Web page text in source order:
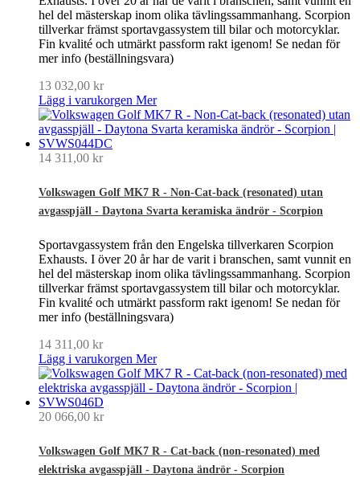
hel del mästerskap inom olika tävlingssammanhang. Scorpion
tillverkar främst sportavgassystem till bilar och motorcyklar.
Fin kvalité och utmärkt passform rakt igenom! Se nedan för
mer info (beställningsvara)
13 032,00 kr
Lägg i varukorgen Mer
14 311,00 kr
Volkswagen Golf MK7 R - Non-Cat-back (resonated) utan
avgasspjäll - Daytona Svarta keramiska ändrör - Scorpion
Sportavgassystem från den Engelska tillverkaren Scorpion
Exhausts. I över 20 år har de varit i branschen, samt vunnit en
hel del mästerskap inom olika tävlingssammanhang. Scorpion
tillverkar främst sportavgassystem till bilar och motorcyklar.
Fin kvalité och utmärkt passform rakt igenom! Se nedan för
mer info (beställningsvara)
14 311,00 kr
Lägg i varukorgen Mer
20 066,00 kr
Volkswagen Golf MK7 R - Cat-back (non-resonated) med
elektriska avgasspjäll - Daytona ändrör - Scorpion